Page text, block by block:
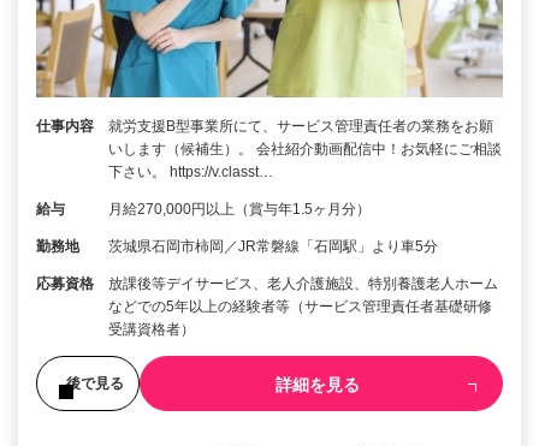
仕事内容
就労支援B型事業所にて、サービス管理責任者の業務をお願
いします（候補生）。 会社紹介動画配信中！お気軽にご相談
下さい。 https://v.classt…
給与 月給270,000円以上（賞与年1.5ヶ月分）
勤務地 茨城県石岡市柿岡／JR常磐線「石岡駅」より車5分
応募資格
放課後等デイサービス、老人介護施設、特別養護老人ホーム
などでの5年以上の経験者等（サービス管理責任者基礎研修
受講資格者）
後で見る 詳細を見る